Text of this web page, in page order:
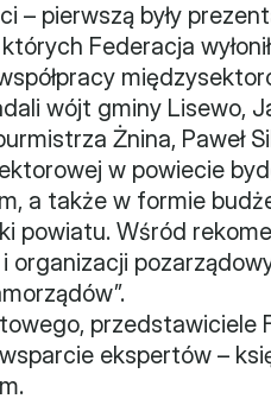
– pierwszą były
Federacja
wójt gminy Lisewo,
Żnina, Paweł
w powiecie
a także w formie
powiatu. Wśród
przedstawiciele
ekspertów –